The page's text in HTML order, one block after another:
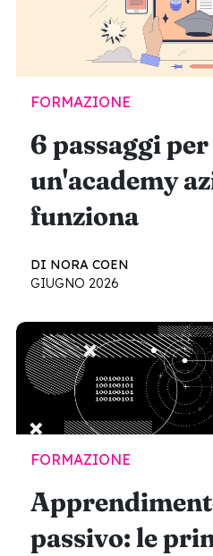
FORMAZIONE
6 passaggi
un'academy
funziona
DI NORA COEN
GIUGNO 2026
FORMAZIONE
passivo: le